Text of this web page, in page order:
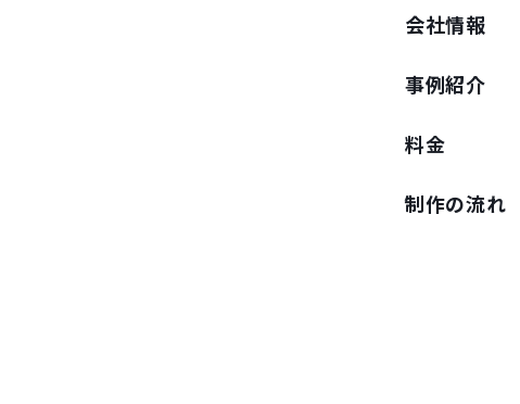
会社情報
事例紹介
料金
制作の流れ